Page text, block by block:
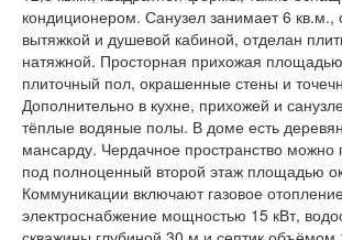
кондиционером. Санузел занимает 6 кв.м.,
вытяжкой и душевой кабиной, отделан
натяжной. Просторная прихожая
плиточный пол, окрашенные стены и
Дополнительно в кухне, прихожей и
тёплые водяные полы. В доме есть
мансарду. Чердачное пространство можно
под полноценный второй этаж площадью
Коммуникации включают газовое
электроснабжение мощностью 15 кВт,